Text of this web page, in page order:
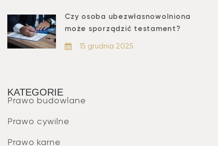
Czy osoba ubezwłasnowolniona
może sporządzić testament?
15 grudnia 2025
KATEGORIE
Prawo budowlane
Prawo cywilne
Prawo karne